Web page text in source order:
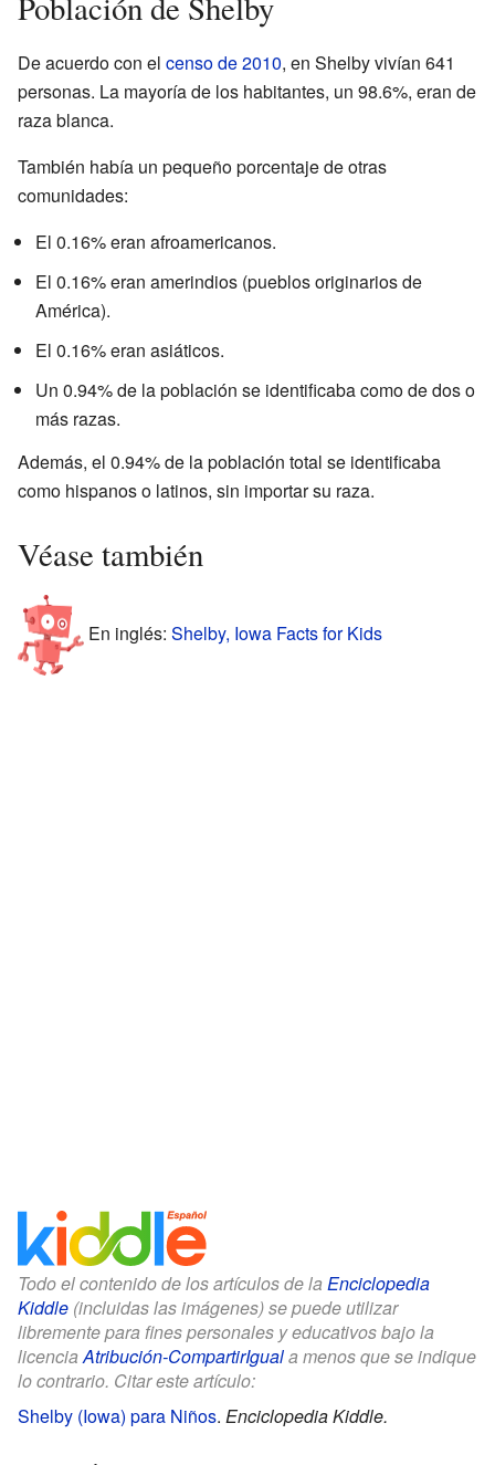
De acuerdo con el censo de 2010, en Shelby vivían 641
personas. La mayoría de los habitantes, un 98.6%, eran de
raza blanca.
También había un pequeño porcentaje de otras
comunidades:
El 0.16% eran afroamericanos.
El 0.16% eran amerindios (pueblos originarios de
América).
El 0.16% eran asiáticos.
Un 0.94% de la población se identificaba como de dos o
más razas.
Además, el 0.94% de la población total se identificaba
como hispanos o latinos, sin importar su raza.
Véase también
En inglés: Shelby, Iowa Facts for Kids
Todo el contenido de los artículos de la Enciclopedia
Kiddle (incluidas las imágenes) se puede utilizar
libremente para fines personales y educativos bajo la
licenciaAtribución-CompartirIguala menos que se indique
lo contrario. Citar este artículo:
Shelby (Iowa) para Niños. Enciclopedia Kiddle.